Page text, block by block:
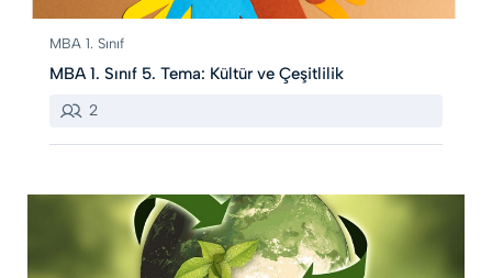
MBA 1. Sınıf
MBA 1. Sınıf 5. Tema: Kültür ve Çeşitlilik
2